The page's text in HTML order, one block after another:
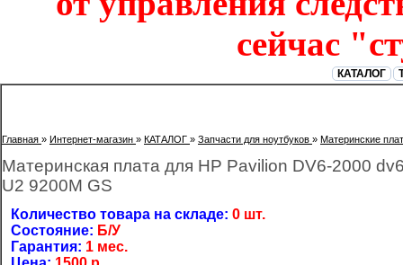
сейчас
КАТАЛОГ
Главная » Интернет-магазин » КАТАЛОГ » Запчасти для ноутбуков » Материнские
Материнская плата для HP Pavilion DV6-2000
U2 9200M GS
Количество товара на складе: 0 шт.
Состояние: Б/У
Гарантия: 1 мес.